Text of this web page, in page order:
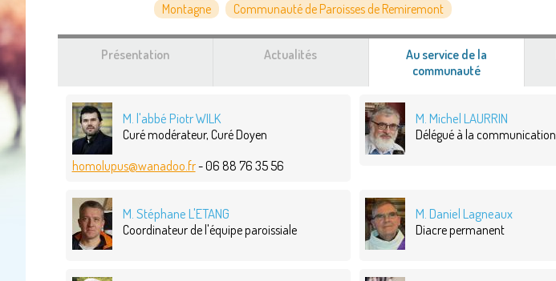
Montagne
Communauté de Paroisses de Remiremont
Présentation Actualités
Au service de la
communauté(onglet
M. l'abbé Piotr WILK
Curé modérateur, Curé Doyen
homolupus@wanadoo.fr- 06 88 76 35 56
M. Michel LAURRIN
Délégué à la communication
M. Stéphane L'ETANG
Coordinateur de l'équipe paroissiale
M. Daniel Lagneaux
Diacre permanent